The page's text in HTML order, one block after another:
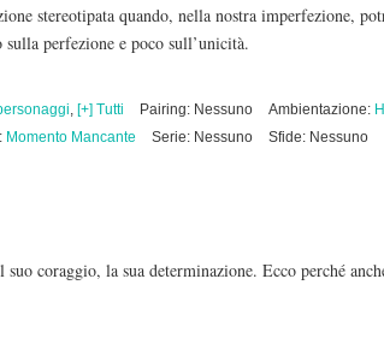
stereotipata quando, nella nostra imperfezione,
perfezione e poco sull’unicità.
, [+] Tutti Pairing: Nessuno Ambientazione:
Momento Mancante Serie: Nessuno Sfide: Nessuno
coraggio, la sua determinazione. Ecco perché